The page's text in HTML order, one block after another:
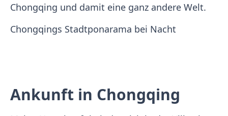
Chongqing und damit eine ganz andere Welt.
Chongqings Stadtponarama bei Nacht
Ankunft in Chongqing